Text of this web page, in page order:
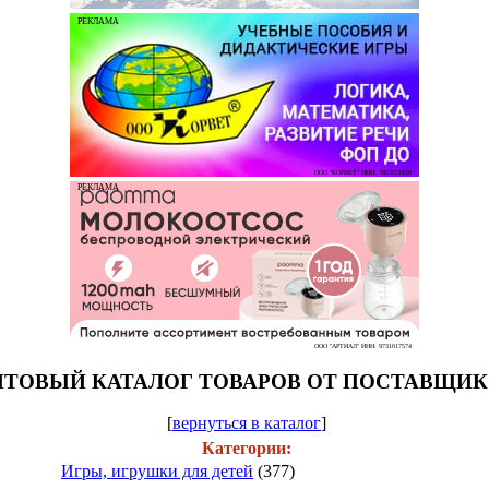
РЕКЛАМА
ООО "КОРВЕТ" ИНН: 7803021829
РЕКЛАМА
ООО "АРТИАЛ" ИНН: 9731017574
КАТАЛОГ ТОВАРОВ ОТ
[вернуться в каталог]
Категории:
Игры, игрушки для детей (377)